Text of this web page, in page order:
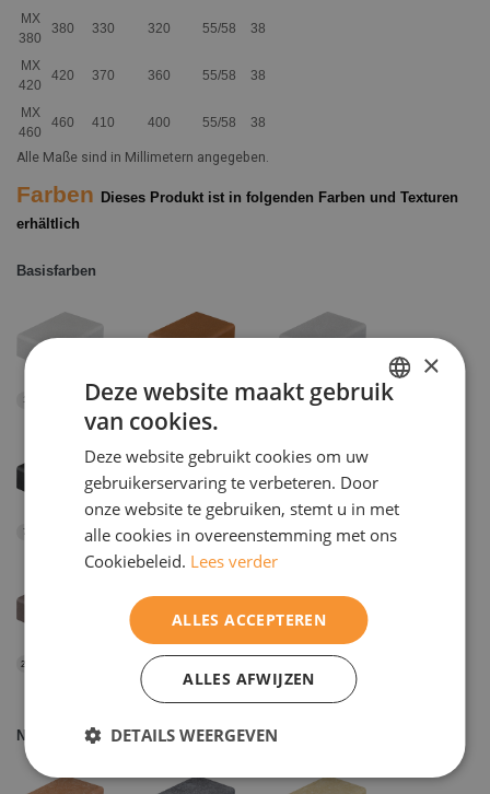
MX
380
380 330 320 55/58 38
MX
420
420 370 360 55/58 38
MX
460
460 410 400 55/58 38
Alle Maße sind in Millimetern angegeben.
Farben Dieses Produkt ist in folgenden Farben und Texturen
erhältlich
Basisfarben
1 5 Erdbraun
23
6 Hellgrau
7 Anthrazit 20 Dunkelgrau
11 Sandgelb
Natura
×
Deze website maakt gebruik
van cookies.
Deze website gebruikt cookies om uw
gebruikerservaring te verbeteren. Door
onze website te gebruiken, stemt u in met
alle cookies in overeenstemming met ons
Cookiebeleid. Lees verder
ALLES ACCEPTEREN
ALLES AFWIJZEN
DETAILS WEERGEVEN